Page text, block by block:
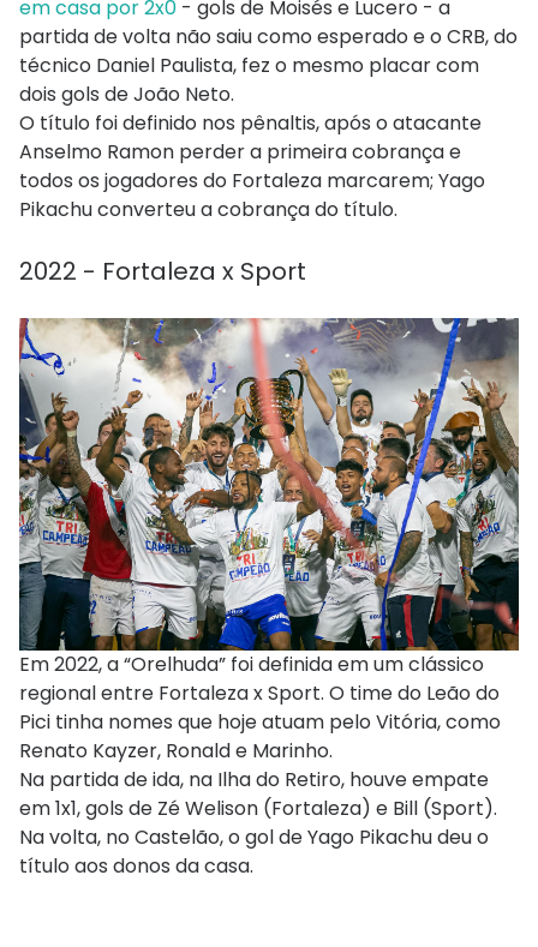
em casa por 2x0 - gols de Moisés e Lucero - a
partida de volta não saiu como esperado e o CRB, do
técnico Daniel Paulista, fez o mesmo placar com
dois gols de João Neto.
O título foi definido nos pênaltis, após o atacante
Anselmo Ramon perder a primeira cobrança e
todos os jogadores do Fortaleza marcarem; Yago
Pikachu converteu a cobrança do título.
2022 - Fortaleza x Sport
Em 2022, a “Orelhuda” foi definida em um clássico
regional entre Fortaleza x Sport. O time do Leão do
Pici tinha nomes que hoje atuam pelo Vitória, como
Renato Kayzer, Ronald e Marinho.
Na partida de ida, na Ilha do Retiro, houve empate
em 1x1, gols de Zé Welison (Fortaleza) e Bill (Sport).
Na volta, no Castelão, o gol de Yago Pikachu deu o
título aos donos da casa.